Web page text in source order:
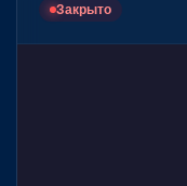
Закрыто